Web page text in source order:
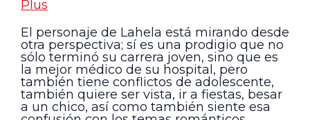
Plus
El personaje de Lahela está mirando desde
otra perspectiva; sí es una prodigio que no
sólo terminó su carrera joven, sino que es
la mejor médico de su hospital, pero
también tiene conflictos de adolescente,
también quiere ser vista, ir a fiestas, besar
a un chico, así como también siente esa